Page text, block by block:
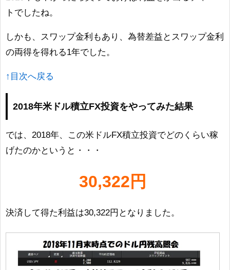
トでしたね。
しかも、スワップ金利もあり、為替差益とスワップ金利
の両得を得れる1年でした。
↑目次へ戻る
2018年米ドル積立FX投資をやってみた結果
では、2018年、この米ドルFX積立投資でどのくらい稼
げたのかというと・・・
30,322円
決済して得た利益は30,322円となりました。